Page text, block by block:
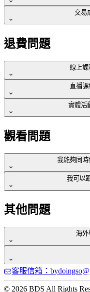
您好，若是在交易過程
信用卡卡號或到期日
信用卡已超過到期
信用卡發卡銀行內
此筆卡號同時有人
信用卡授權時，網
多數情況為網路問題，
況，建議您更換卡片做付
若仍有付款問題，也能
bydoingso@gmail.com
交易
交易成功後，您將收到
創作者關於課程上線的相
若交易成功後卻沒有收
確，
或是直接聯繫客服
您。
退費問題
線上課
線上課程不適用 7 日鑑
用權即不再受理退費。
每一堂課程的簡介中皆
其他問題，或需辦理退費
請來信至客服信箱
您！
直播
直播課程比照 短期補習
學生於實際開課日前提
納費用總額百分之九十
千元部分，仍應退還。
學生於實際開課日起，
間內提出退費申請者，
分之一。
學生於達全期或總課程
者，所收取之當期開班
如尚有其他問題，請來信
實體活
如有退票需求，請來信至
附上當時報名時的名稱和
由專人協助辦理退費事
欲候補者，若有票券釋
公告在BDS群組中。
特別注意：活動前72小
觀看問題
我能夠同
每個帳號在同一時段只
我可以
我們的每一堂課程都是
家的支持，我們才能持
非常歡迎你和朋友分享
課程以非經授權方式散佈
其他問題
海外
可以的，無論你位於何
如果 FAQ 無法解決你的
bydoingso@gmail.com，
客服信箱：
© 2026 BDS All Rights